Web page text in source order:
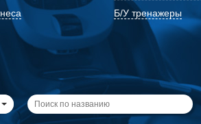
Б/У тренажеры